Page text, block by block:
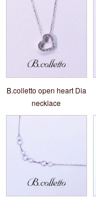
B.colletto open heart Dia
necklace